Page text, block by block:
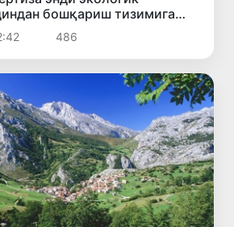
бошқариш тизимига
486